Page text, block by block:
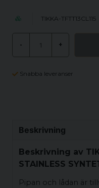
TIKKA-TFTT13CL115
- +
Snabba leveranser
Beskrivning
Beskrivning av
STAINLESS
Pipan och lådan är